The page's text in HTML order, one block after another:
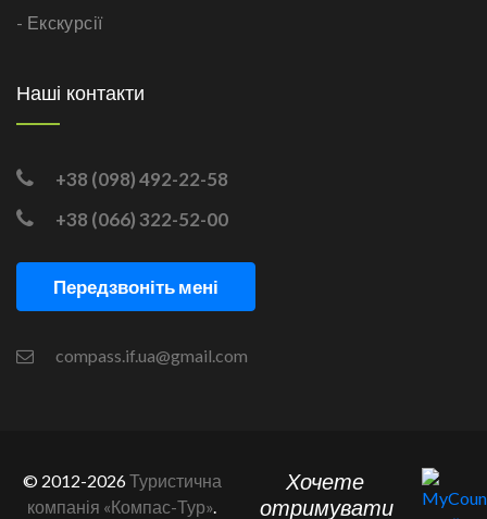
- Екскурсії
Наші контакти
+38 (098) 492-22-58
+38 (066) 322-52-00
Передзвоніть мені
compass.if.ua@gmail.com
© 2012-2026Туристична
компанія «Компас-Тур».
Хочете
отримувати